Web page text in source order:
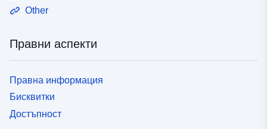
Other
Правни аспекти
Правна информация
Бисквитки
Достъпност